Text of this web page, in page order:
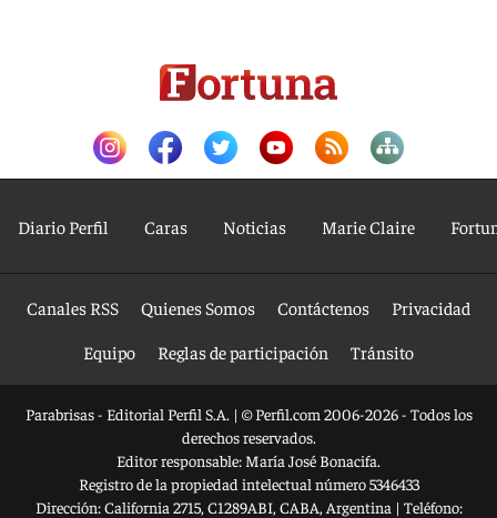
Diario Perfil Caras Noticias Marie Claire
Canales RSS Quienes Somos Contáctenos
Privacidad
Equipo
Reglas de participación Tránsito
Parabrisas - Editorial Perfil S.A. | © Perfil.com 2006-2026 - Todos los
derechos reservados.
Editor responsable: María José Bonacifa.
Registro de la propiedad intelectual número 5346433
Dirección:California 2715, C1289ABI, CABA, Argentina | Teléfono: